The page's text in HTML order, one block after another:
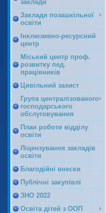
заклади
Заклади позашкільної
освіти
Інклюзивно-ресурсний
центр
Міський центр проф.
розвитку пед.
працівників
Цивільний захист
Група централізованого
господарського
обслуговування
План роботи відділу
освіти
Ліцензування закладів
освіти
Благодійні внески
Публічні закупівлі
ЗНО 2022
Освіта дітей з ООП